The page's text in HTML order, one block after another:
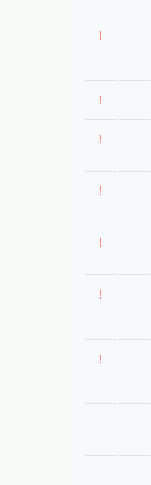
!
!
!
!
!
!
!